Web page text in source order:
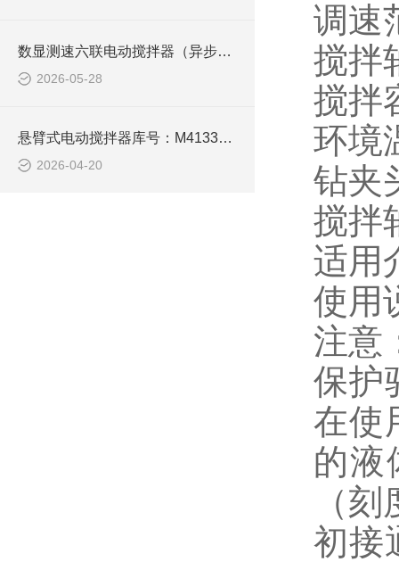
数显测速六联电动搅拌器（异步） 型号:HX03-JJ-4A的技术参数
2026-05-28
悬臂式电动搅拌器库号：M413333的简单介绍
2026-04-20
调速
搅拌
搅拌
环境
钻夹
搅拌
适用
使用
注意
保护
在使
的液
（
初接